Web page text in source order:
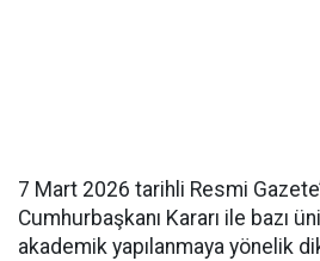
7 Mart 2026 tarihli Resmi
Cumhurbaşkanı Kararı ile bazı
akademik yapılanmaya yönelik